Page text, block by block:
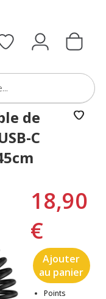
de
C
18,90
€
Ajouter
au panier
Points